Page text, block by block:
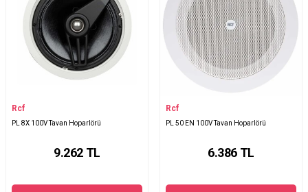
Rcf
PL 8X 100V Tavan Hoparlörü
9.262 TL
Rcf
PL 50 EN 100V Tavan Hoparlörü
6.386 TL